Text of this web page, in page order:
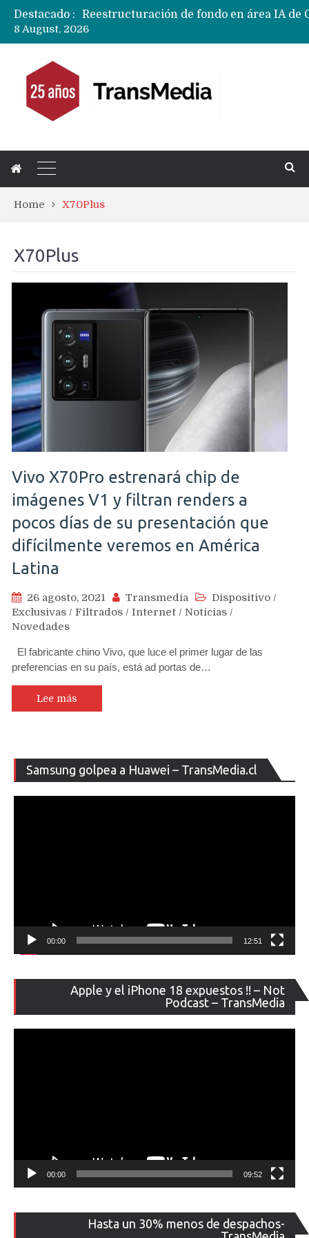
Destacado :
8 August, 2026
Home X70Plus
X70Plus
Vivo X70Pro estrenará chip de
imágenes V1 y filtran renders a
pocos días de su presentación que
difícilmente veremos en América
Latina
26 agosto, 2021 Transmedia Dispositivo /
Exclusivas / Filtrados / Internet / Noticias /
Novedades
El fabricante chino Vivo, que luce el primer lugar de las
preferencias en su país, está ad portas de…
Lee más
Samsung golpea a Huawei – TransMedia.cl
de
00:00 12:51
Apple y el iPhone 18 expuestos !! – Not
Podcast – TransMedia
de
00:00 09:52
Hasta un 30% menos de despachos-
de